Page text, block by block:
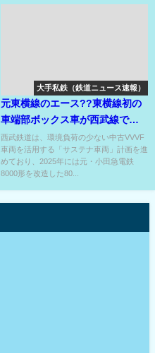
大手私鉄（鉄道ニュース速報）
元東横線のエース??東横線初の
車端部ボックス車が西武線で半
自動ドアスイッチ付でデビュ
ー??
西武鉄道は、環境負荷の少ない中古VVVF
車両を活用する「サステナ車両」計画を進
めており、2025年には元・小田急電鉄
8000形を改造した80...